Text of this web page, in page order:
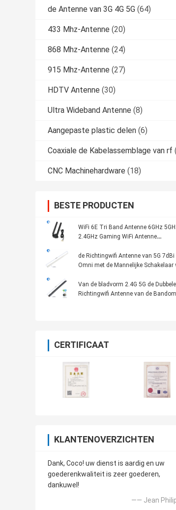
de Antenne van 3G 4G 5G (64)
433 Mhz-Antenne (20)
868 Mhz-Antenne (24)
915 Mhz-Antenne (27)
HDTV Antenne (30)
Ultra Wideband Antenne (8)
Aangepaste plastic delen (6)
Coaxiale de Kabelassemblage van rf
CNC Machinehardware (18)
BESTE PRODUCTEN
WiFi 6E Tri Band Antenne 6GHz
2.4GHz Gaming WiFi Antenne
de Richtingwifi Antenne van 5G 7dBi
Omni met de Mannelijke Schakelaar
Van de bladvorm 2.4G 5G de Dubbele
Richtingwifi Antenne van de
CERTIFICAAT
KLANTENOVERZICHTEN
Dank, Coco! uw dienst is aardig en uw
goederenkwaliteit is zeer goederen,
dankuwel!
—— Jean